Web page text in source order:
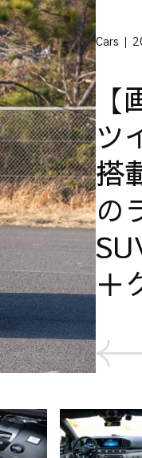
Cars
ツ
搭
の
＋